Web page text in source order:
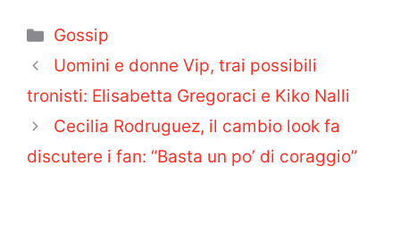
Categorie
Gossip
Uomini e donne Vip, trai possibili
tronisti: Elisabetta Gregoraci e Kiko Nalli
Cecilia Rodruguez, il cambio look fa
discutere i fan: “Basta un po’ di coraggio”